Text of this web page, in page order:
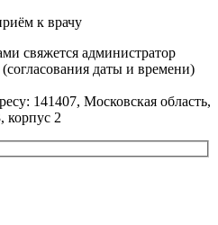
к врачу
свяжется администратор
даты и времени)
141407, Московская область,
корпус 2